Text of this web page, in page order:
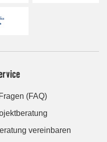
(FAQ)
vereinbaren